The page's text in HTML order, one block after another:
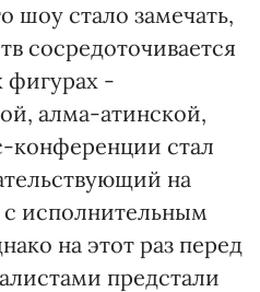
шоу стало замечать,
сосредоточивается
фигурах -
алма-атинской,
конференции стал
на
исполнительным
на этот раз перед
предстали